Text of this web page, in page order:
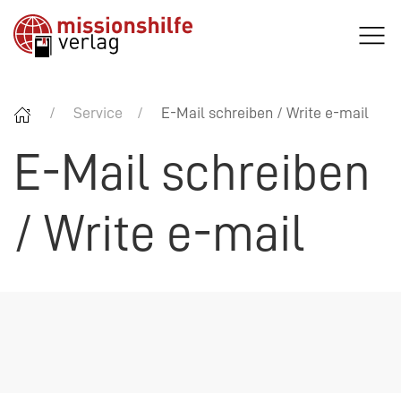
Service E-Mail schreiben / Write e-mail
E-Mail schreiben
/ Write e-mail